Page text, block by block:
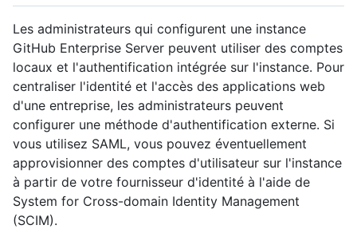
Les administrateurs qui configurent une instance
GitHub Enterprise Server peuvent utiliser des comptes
locaux et l'authentification intégrée sur l'instance. Pour
centraliser l'identité et l'accès des applications web
d'une entreprise, les administrateurs peuvent
configurer une méthode d'authentification externe. Si
vous utilisez SAML, vous pouvez éventuellement
approvisionner des comptes d'utilisateur sur l'instance
à partir de votre fournisseur d'identité à l'aide de
System for Cross-domain Identity Management
(SCIM).